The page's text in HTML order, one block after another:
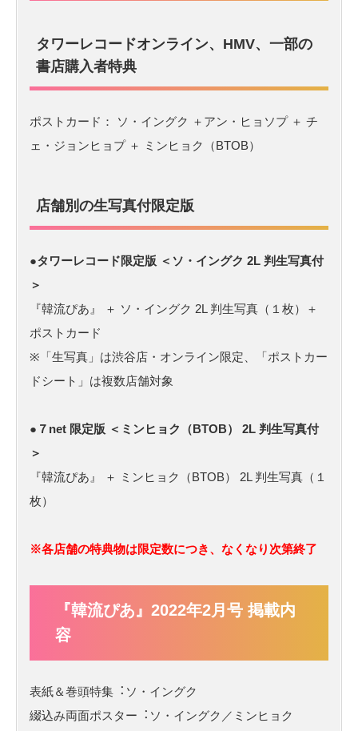
タワーレコードオンライン、HMV、一部の
書店購入者特典
ポストカード： ソ・イングク ＋アン・ヒョソプ ＋ チ
ェ・ジョンヒョプ ＋ ミンヒョク（BTOB）
店舗別の生写真付限定版
●タワーレコード限定版 ＜ソ・イングク 2L 判生写真付
＞
『韓流ぴあ』 ＋ ソ・イングク 2L 判生写真（１枚）＋
ポストカード
※「生写真」は渋谷店・オンライン限定、「ポストカー
ドシート」は複数店舗対象
●７net 限定版 ＜ミンヒョク（BTOB） 2L 判生写真付
＞
『韓流ぴあ』 ＋ ミンヒョク（BTOB） 2L 判生写真（１
枚）
※各店舗の特典物は限定数につき、なくなり次第終了
『韓流ぴあ』2022年2月号 掲載内
容
表紙＆巻頭特集︓ソ・イングク
綴込み両面ポスター︓ソ・イングク／ミンヒョク